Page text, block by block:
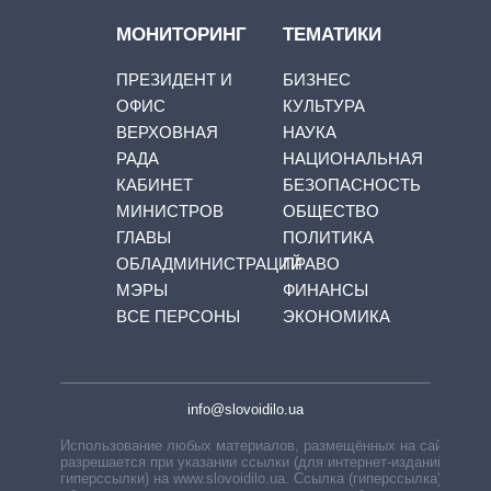
МОНИТОРИНГ
ПРЕЗИДЕНТ И
ОФИС
ВЕРХОВНАЯ
РАДА
КАБИНЕТ
МИНИСТРОВ
ГЛАВЫ
ОБЛАДМИНИСТРАЦИЙ
МЭРЫ
ВСЕ ПЕРСОНЫ
ТЕМАТИКИ
БИЗНЕС
КУЛЬТУРА
НАУКА
НАЦИОНАЛЬНАЯ
БЕЗОПАСНОСТЬ
ОБЩЕСТВО
ПОЛИТИКА
ПРАВО
ФИНАНСЫ
ЭКОНОМИКА
info@slovoidilo.ua
Использование любых материалов, размещённых на сайте,
разрешается при указании ссылки (для интернет-изданий —
гиперссылки) на www.slovoidilo.ua. Ссылка (гиперссылка)